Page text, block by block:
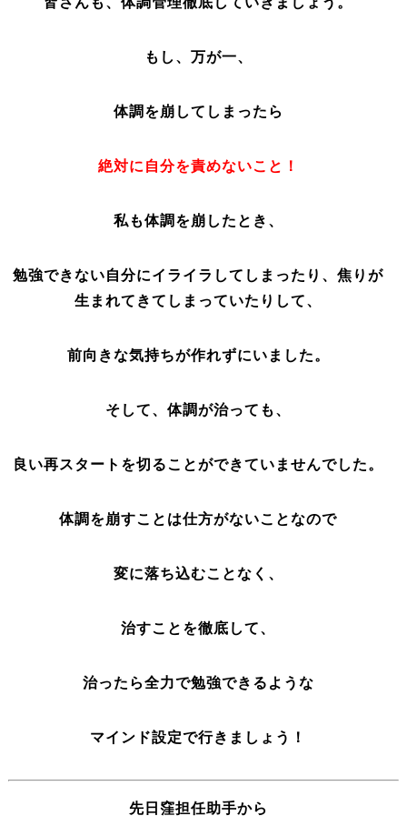
もし、万が一、
体調を崩してしまったら
絶対に自分を責めないこと！
私も体調を崩したとき、
勉強できない自分にイライラしてしまったり、焦りが
生まれてきてしまっていたりして、
前向きな気持ちが作れずにいました。
そして、体調が治っても、
良い再スタートを切ることができていませんでした。
体調を崩すことは仕方がないことなので
変に落ち込むことなく、
治すことを徹底して、
治ったら全力で勉強できるような
マインド設定で行きましょう！
先日窪担任助手から